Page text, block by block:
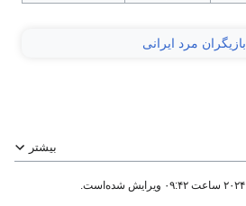
بازیگران مرد ایرانی
بیشتر